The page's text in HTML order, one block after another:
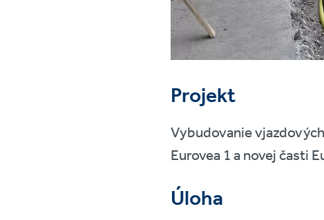
Projekt
Vybudovanie
Eurovea 1 a novej časti
Úloha